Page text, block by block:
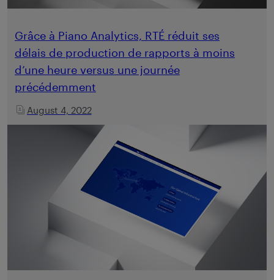
Grâce à Piano Analytics, RTÉ réduit ses
délais de production de rapports à moins
d’une heure versus une journée
précédemment
August 4, 2022